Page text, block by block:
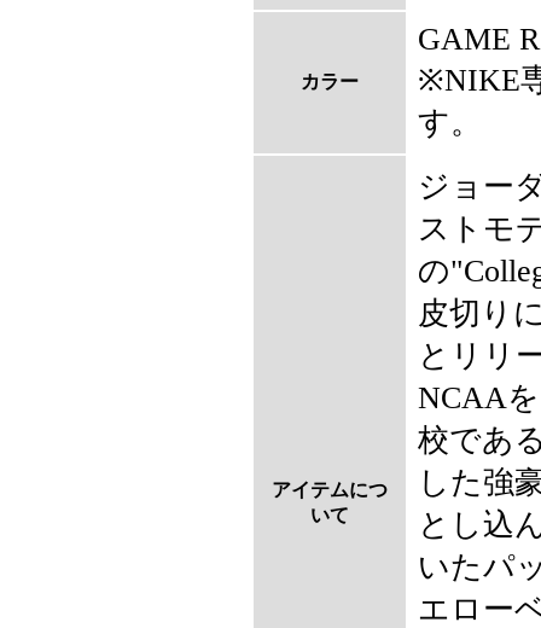
カラー
GAME
※NIKE
す。
アイテムにつ
いて
ジョー
ストモ
の
皮切り
とリリ
NCAA
校であ
した強
とし込
いたパ
エロー